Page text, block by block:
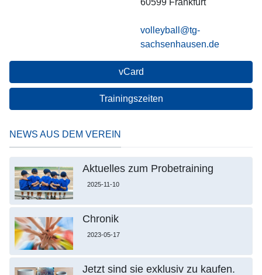
60599 Frankfurt
volleyball@tg-
sachsenhausen.de
vCard
Trainingszeiten
NEWS AUS DEM VEREIN
Aktuelles zum Probetraining
2025-11-10
Chronik
2023-05-17
Jetzt sind sie exklusiv zu kaufen.